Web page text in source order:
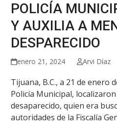
POLICÍA
Y AUXILIA A
DESPARECIDO
enero 21, 2024 Arvi Díaz
Tijuana, B.C., a 21 de enero
Policía Municipal,
desaparecido, quien era
autoridades de la Fiscalía